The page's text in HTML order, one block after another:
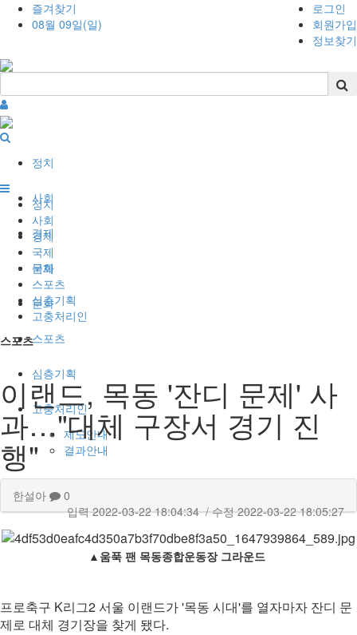
즐겨찾기
08월 09일(일)
로그인
회원가입
정보찾기
정치
사회
경제
국제
문화
스포츠
심층기획
고충처리인
제도안내
결과안내
정치
사회
경제
국제
문화
스포츠
심층기획
고충처리인
스포츠
이랜드, 목동 '잔디 문제' 사
과…"대체 구장서 경기 진
행"
한설아
0
입력2022-03-22 18:04:34/ 수정2022-03-22 18:05:27
▲ 움푹 팬 목동종합운동장 그라운드
프로축구 K리그2 서울 이랜드가 '목동 시대'를 열자마자 잔디 문
제로 대체 경기장을 찾게 됐다.